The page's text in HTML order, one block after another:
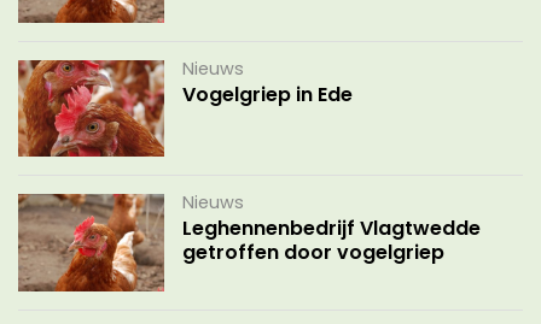
Nieuws
Vogelgriep in Ede
Nieuws
Leghennenbedrijf Vlagtwedde
getroffen door vogelgriep